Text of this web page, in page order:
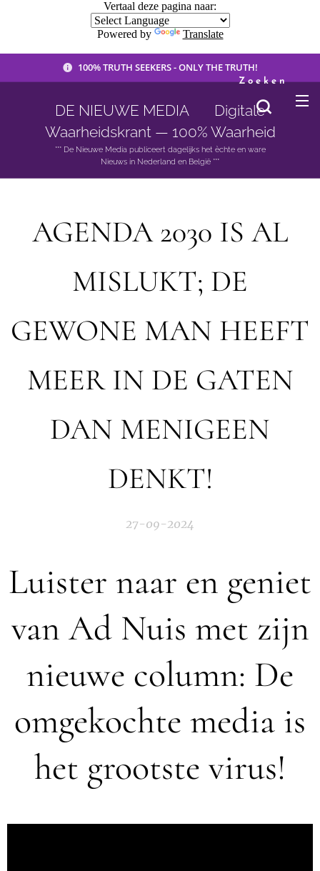
Vertaal deze pagina naar:
Powered by Translate
100% TRUTH SEEKERS - ONLY THE TRUTH!
DE NIEUWE MEDIA 🟣 Digitale
Waarheidskrant — 100% Waarheid
*** De Nieuwe Media publiceert dagelijks het èchte en ware
Nieuws in Nederland en België ***
Zoeken
AGENDA 2030 IS AL
MISLUKT; DE
GEWONE MAN HEEFT
MEER IN DE GATEN
DAN MENIGEEN
DENKT!
27-09-2024
Luister naar en geniet
van Ad Nuis met zijn
nieuwe column: De
omgekochte media is
het grootste virus!